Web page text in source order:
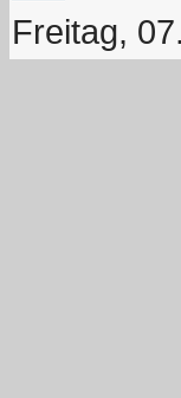
Freitag,